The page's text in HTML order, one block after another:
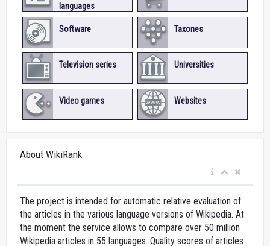
languages
Software Taxones
Television series Universities
Video games Websites
About WikiRank
The project is intended for automatic relative evaluation of
the articles in the various language versions of Wikipedia. At
the moment the service allows to compare over 50 million
Wikipedia articles in 55 languages. Quality scores of articles